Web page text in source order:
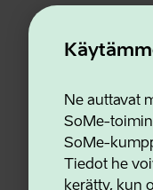
Ne auttavat
SoMe-
SoMe-
Tiedot he
kerätty, kun